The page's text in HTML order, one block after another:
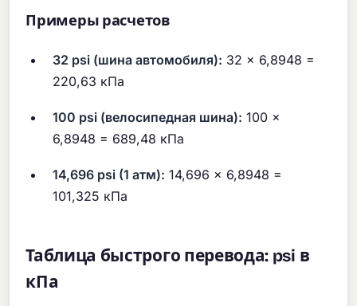
Примеры расчетов
32 psi (шина автомобиля): 32 × 6,8948 =
220,63 кПа
100 psi (велосипедная шина): 100 ×
6,8948 = 689,48 кПа
14,696 psi (1 атм): 14,696 × 6,8948 =
101,325 кПа
Таблица быстрого перевода: psi в
кПа